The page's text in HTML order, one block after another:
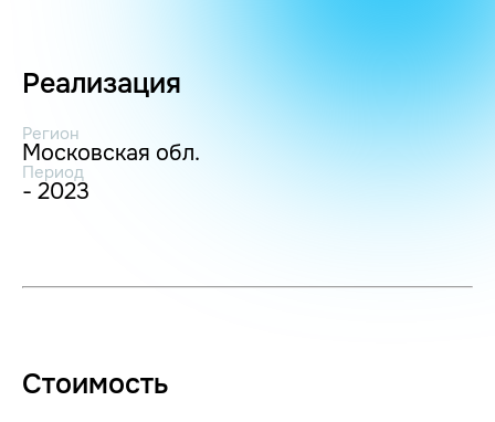
Реализация
Регион
Московская обл.
Период
- 2023
Стоимость